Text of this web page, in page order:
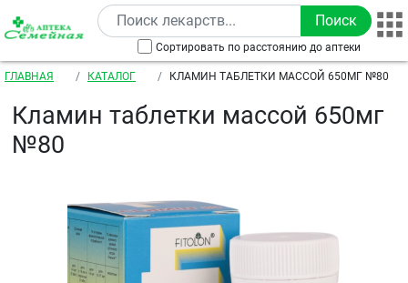
Перейти к основному содержанию
Сортировать по расстоянию до аптеки
Строка навигации
ГЛАВНАЯ КАТАЛОГ КЛАМИН ТАБЛЕТКИ МАССОЙ 650МГ №80
Кламин таблетки массой 650мг
№80